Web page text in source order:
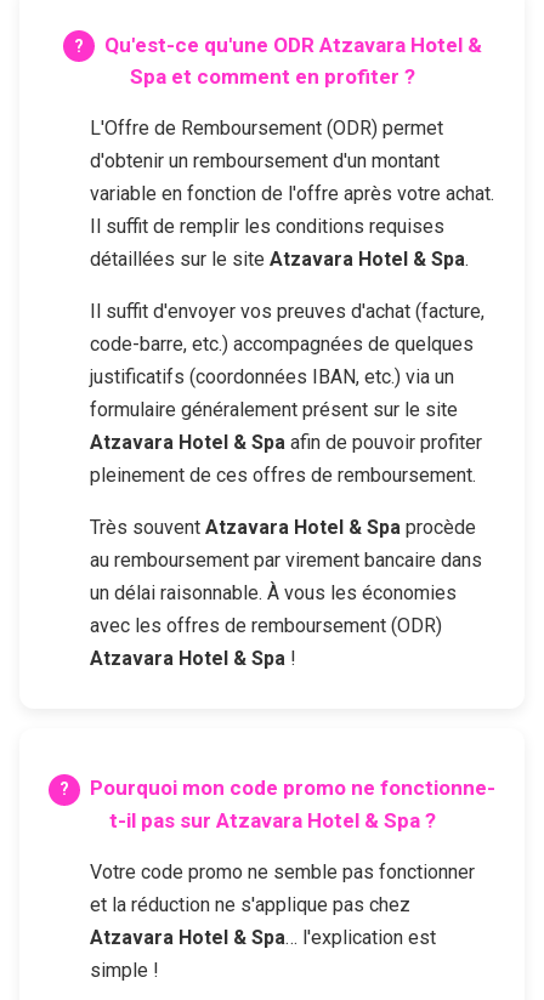
Qu'est-ce qu'une ODR Atzavara Hotel &
Spaet comment en profiter ?
L'Offre de Remboursement (ODR) permet
d'obtenir un remboursement d'un montant
variable en fonction de l'offre après votre achat.
Il suffit de remplir les conditions requises
détaillées sur le site Atzavara Hotel & Spa.
Il suffit d'envoyer vos preuves d'achat (facture,
code-barre, etc.) accompagnées de quelques
justificatifs (coordonnées IBAN, etc.) via un
formulaire généralement présent sur le site
Atzavara Hotel & Spa afin de pouvoir profiter
pleinement de ces offres de remboursement.
Très souvent Atzavara Hotel & Spa procède
au remboursement par virement bancaire dans
un délai raisonnable. À vous les économies
avec les offres de remboursement (ODR)
Atzavara Hotel & Spa !
Pourquoi mon code promo ne fonctionne-
t-il pas sur Atzavara Hotel & Spa?
Votre code promo ne semble pas fonctionner
et la réduction ne s'applique pas chez
Atzavara Hotel & Spa… l'explication est
simple !